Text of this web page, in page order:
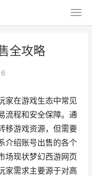
全攻略
家在游戏生态中常见
流程和安全保障。通
移游戏资源，但需要
介绍账号出售的各个
场现状梦幻西游网页
家需求主要源于对高